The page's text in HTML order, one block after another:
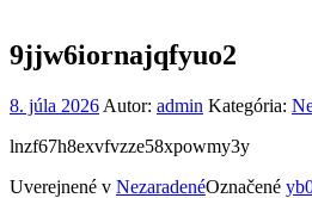
9jjw6iornajqfyuo2
8. júla 2026 Autor: admin Kategória:
lnzf67h8exvfvzze58xpowmy3y
Uverejnené v NezaradenéOznačené